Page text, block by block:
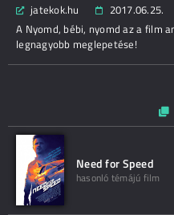
jatekok.hu
2017.06.25.
A Nyomd, bébi, nyomd az a film
legnagyobb meglepetése!
Need for Speed
hasonló témájú film